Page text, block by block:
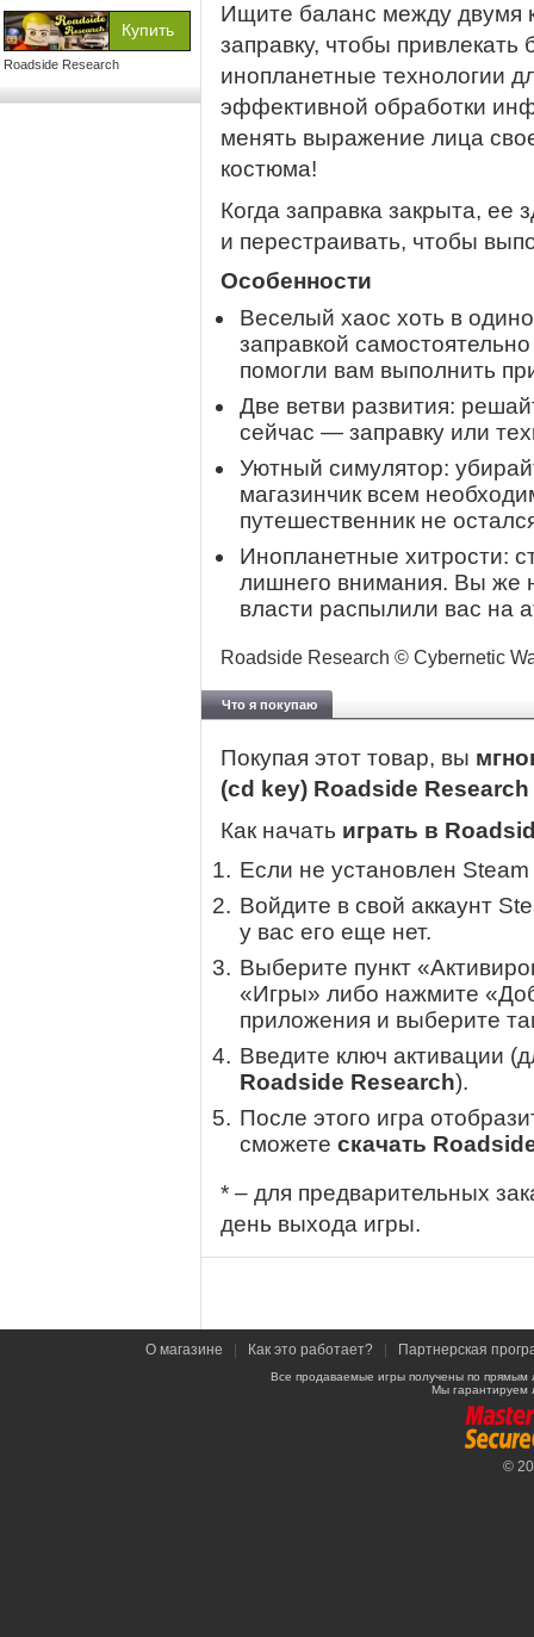
Roadside Research
Ищите баланс между двумя
заправку, чтобы
инопланетные технологии
эффективной обработки
менять выражение лица
костюма!
Когда заправка закрыта,
и перестраивать, чтобы
Особенности
Веселый хаос хоть в
заправкой
помогли вам выполнить
Две ветви развития:
сейчас — заправку или
Уютный симулятор:
магазинчик всем
путешественник не
Инопланетные хитрости:
лишнего внимания. Вы же
власти распылили вас на
Roadside Research © Cybernetic
Что я покупаю
Покупая этот товар, вы
(cd key) Roadside Research
Как начать играть в
Если не установлен
Войдите в свой аккаунт
у вас его еще нет.
Выберите пункт
«Игры» либо нажмите
приложения и выберите
Введите ключ активации
Roadside Research).
После этого игра
сможете скачать
* – для предварительных
день выхода игры.
О магазине Как это работает? Партнерская
Все продаваемые игры получены по
Мы гарантируем
©